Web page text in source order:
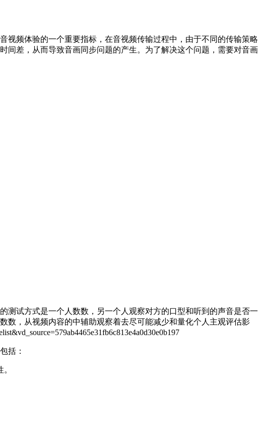
视频体验的一个重要指标，在音视频传输过程中，由于不同的传输策略
间差，从而导致音画同步问题的产生。为了解决这个问题，需要对音画
测试方式是一个人数数，另一个人观察对方的口型和听到的声音是否一
数，从视频内容的中辅助观察着去尽可能减少和量化个人主观评估影
括：